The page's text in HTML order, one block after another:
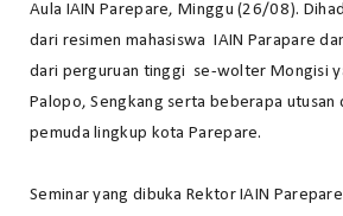
Aula IAIN Parepare, Minggu (26/08).
dari resimen mahasiswa IAIN Parapare
dari perguruan tinggi se-wolter Mongisi
Palopo, Sengkang serta beberapa utusan
pemuda lingkup kota Parepare.
Seminar yang dibuka Rektor IAIN